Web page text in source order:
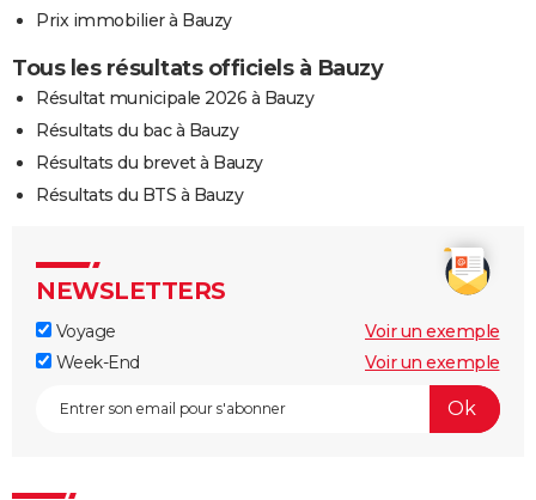
Prix immobilier à Bauzy
Tous les résultats officiels à Bauzy
Résultat municipale 2026 à Bauzy
Résultats du bac à Bauzy
Résultats du brevet à Bauzy
Résultats du BTS à Bauzy
NEWSLETTERS
Voyage
Voir un exemple
Week-End
Voir un exemple